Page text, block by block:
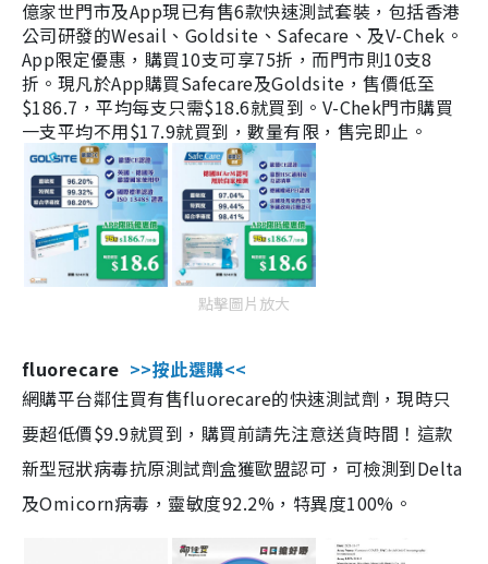
億家世門市及App現已有售6款快速測試套裝，包括香港
公司研發的Wesail、Goldsite、Safecare、及V-Chek。
App限定優惠，購買10支可享75折，而門市則10支8
折。現凡於App購買Safecare及Goldsite，售價低至
$186.7，平均每支只需$18.6就買到。V-Chek門市購買
一支平均不用$17.9就買到，數量有限，售完即止。
點擊圖片放大
fluorecare >>按此選購<<
網購平台鄰住買有售fluorecare的快速測試劑，現時只
要超低價$9.9就買到，購買前請先注意送貨時間！這款
新型冠狀病毒抗原測試劑盒獲歐盟認可，可檢測到Delta
及Omicorn病毒，靈敏度92.2%，特異度100%。